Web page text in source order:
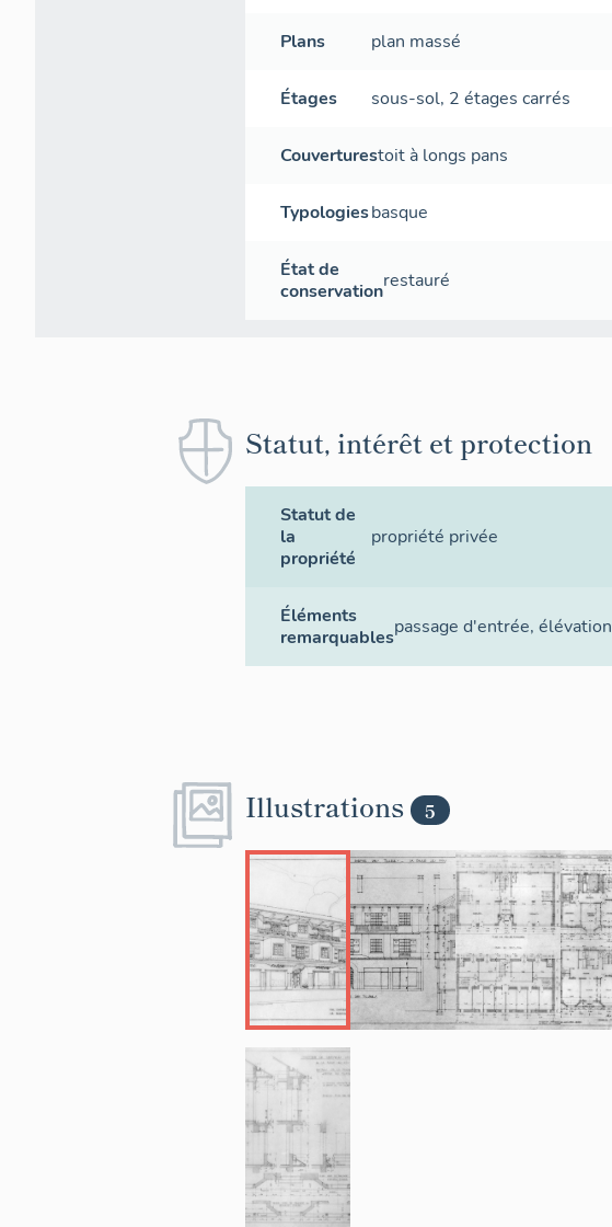
Plans plan massé
Étages sous-sol, 2 étages carrés
Couverturestoit à longs pans
Typologiesbasque
État de
conservationrestauré
Statut, intérêt et protection
Statut de
la
propriété
propriété privée
Éléments
remarquablespassage d'entrée, élévation
Illustrations 5